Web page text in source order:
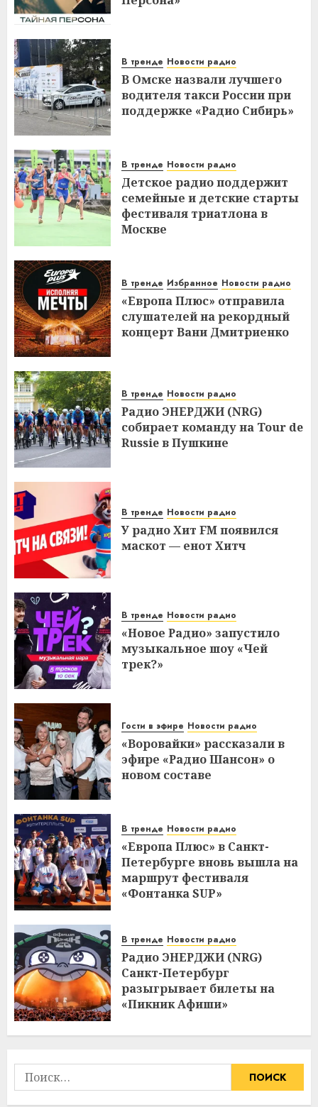
В тренде Новости радио
В Омске назвали лучшего
водителя такси России при
поддержке «Радио Сибирь»
В тренде Новости радио
Детское радио поддержит
семейные и детские старты
фестиваля триатлона в
Москве
В тренде Избранное Новости радио
«Европа Плюс» отправила
слушателей на рекордный
концерт Вани Дмитриенко
В тренде Новости радио
Радио ЭНЕРДЖИ (NRG)
собирает команду на Tour de
Russie в Пушкине
В тренде Новости радио
У радио Хит FM появился
маскот — енот Хитч
В тренде Новости радио
«Новое Радио» запустило
музыкальное шоу «Чей
трек?»
Гости в эфире Новости радио
«Воровайки» рассказали в
эфире «Радио Шансон» о
новом составе
В тренде Новости радио
«Европа Плюс» в Санкт-
Петербурге вновь вышла на
маршрут фестиваля
«Фонтанка SUP»
В тренде Новости радио
Радио ЭНЕРДЖИ (NRG)
Санкт-Петербург
разыгрывает билеты на
«Пикник Афиши»
Найти: